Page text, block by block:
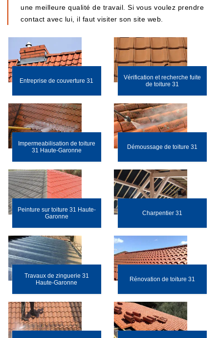
une meilleure qualité de travail. Si vous voulez prendre
contact avec lui, il faut visiter son site web.
Entreprise de couverture 31
Vérification et recherche fuite
de toiture 31
Impermeabilisation de toiture
31 Haute-Garonne
Démoussage de toiture 31
Peinture sur toiture 31 Haute-
Garonne
Charpentier 31
Travaux de zinguerie 31
Haute-Garonne
Rénovation de toiture 31